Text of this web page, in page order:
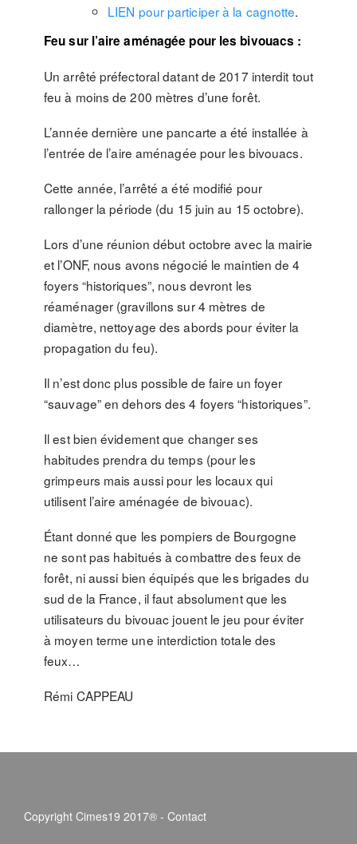
LIEN pour participer à la cagnotte.
Feu sur l’aire aménagée pour les bivouacs :
Un arrêté préfectoral datant de 2017 interdit tout
feu à moins de 200 mètres d’une forêt.
L’année dernière une pancarte a été installée à
l’entrée de l’aire aménagée pour les bivouacs.
Cette année, l’arrêté a été modifié pour
rallonger la période (du 15 juin au 15 octobre).
Lors d’une réunion début octobre avec la mairie
et l’ONF, nous avons négocié le maintien de 4
foyers “historiques”, nous devront les
réaménager (gravillons sur 4 mètres de
diamètre, nettoyage des abords pour éviter la
propagation du feu).
Il n’est donc plus possible de faire un foyer
“sauvage” en dehors des 4 foyers “historiques”.
Il est bien évidement que changer ses
habitudes prendra du temps (pour les
grimpeurs mais aussi pour les locaux qui
utilisent l’aire aménagée de bivouac).
Étant donné que les pompiers de Bourgogne
ne sont pas habitués à combattre des feux de
forêt, ni aussi bien équipés que les brigades du
sud de la France, il faut absolument que les
utilisateurs du bivouac jouent le jeu pour éviter
à moyen terme une interdiction totale des
feux…
Rémi CAPPEAU
Copyright Cimes19 2017® - Contact